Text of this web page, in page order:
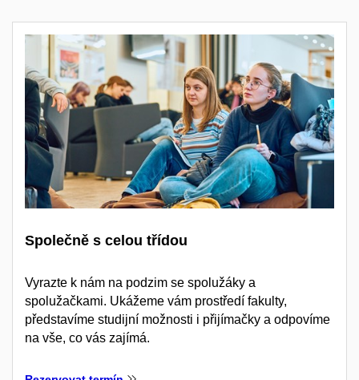
Společně s celou třídou
Vyrazte k nám na podzim se spolužáky a
spolužačkami. Ukážeme vám prostředí fakulty,
představíme studijní možnosti i přijímačky a odpovíme
na vše, co vás zajímá.